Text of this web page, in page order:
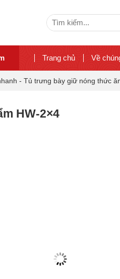
Search
Trang chủ Về
- Tủ trưng bày giữ nóng thức
HW-2×4